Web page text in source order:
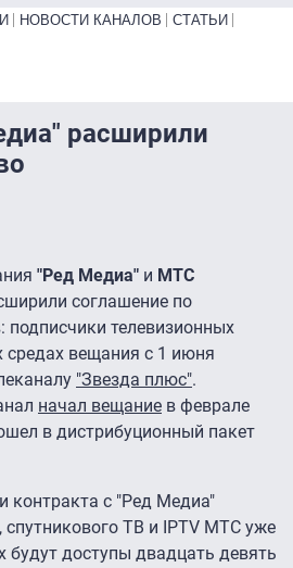
НОВОСТИ КАНАЛОВ
СТАТЬИ
расширили
"Ред Медиа" и МТС
соглашение по
подписчики телевизионных
средах вещания с 1 июня
"Звезда плюс".
начал вещание в феврале
в дистрибуционный пакет
контракта с "Ред Медиа"
спутникового ТВ и IPTV МТС уже
будут доступы двадцать девять